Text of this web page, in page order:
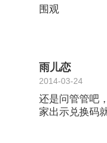
围观
雨儿恋
2014-03-24
还是问管管吧
家出示兑换码